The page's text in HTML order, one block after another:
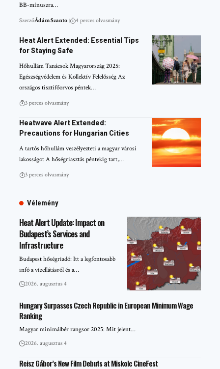
BB-mínuszra…
SzerzőÁdám Szanto 4 perces olvasmány
Heat Alert Extended: Essential Tips
for Staying Safe
Hőhullám Tanácsok Magyarország 2025:
Egészségvédelem és Kollektív Felelősség Az
országos tisztifőorvos péntek…
3 perces olvasmány
Heatwave Alert Extended:
Precautions for Hungarian Cities
A tartós hőhullám veszélyezteti a magyar városi
lakosságot A hőségriasztás péntekig tart,…
3 perces olvasmány
Vélemény
Heat Alert Update: Impact on
Budapest’s Services and
Infrastructure
Budapest hőségriadó: Itt a legfontosabb
infó a vízellátásról és a…
2026. augusztus 4
Hungary Surpasses Czech Republic in European Minimum Wage
Ranking
Magyar minimálbér rangsor 2025: Mit jelent…
2026. augusztus 4
Reisz Gábor’s New Film Debuts at Miskolc CineFest